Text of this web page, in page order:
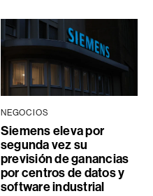
NEGOCIOS
Siemens eleva por
segunda vez su
previsión de ganancias
por centros de datos y
software industrial